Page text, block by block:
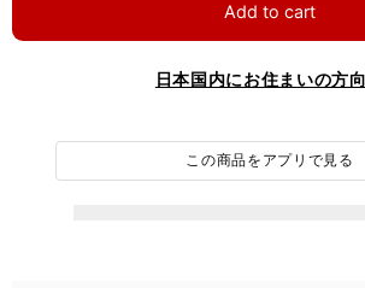
Add to cart
日本国内にお住まいの方
この商品をアプリで見る